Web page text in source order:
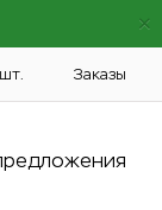
шт. Заказы